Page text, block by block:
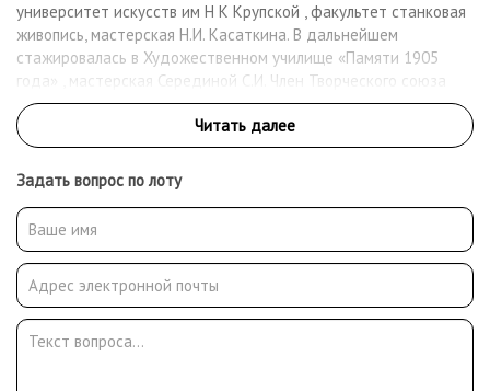
университет искусств им Н К Крупской , факультет станковая
живопись, мастерская Н.И. Касаткина. В дальнейшем
стажировалась в Художественном училище «Памяти 1905
года» , мастерская Серединой С.И. Член Творческого союза
художников России, Творческого союза профессиональных
художников. Живет и работает в Москве. Работает в жанре
натюрморта, пейзажа, портрета. Работы находятся в частных
коллекция России , Франции, Германии ,Китае, Голландии,
Болгарии. Принимала участие более чем в 80 коллективных и
персональных выставках в России и за рубежом.
Задать вопрос по лоту